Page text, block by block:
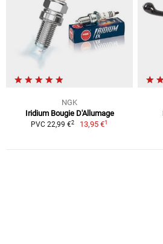
NGK
Iridium Bougie D'Allumage
PVC 22,99 €2 13,95 €1